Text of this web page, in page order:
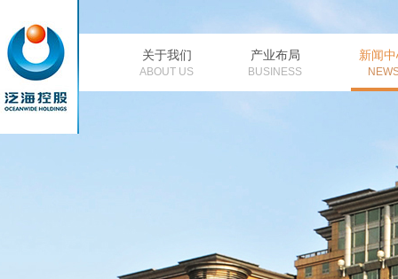
新闻
产业布局
BUSINESS
关于我们
ABOUT US
公司简介 董事长致辞 公